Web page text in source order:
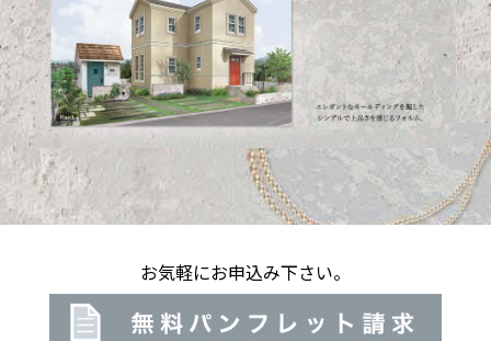
お気軽にお申込み下さい。